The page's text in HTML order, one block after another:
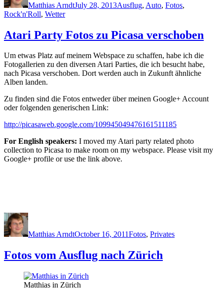
Matthias ArndtJuly 28, 2013Ausflug, Auto, Fotos,
Rock'n'Roll, Wetter
Atari Party Fotos zu Picasa verschoben
Um etwas Platz auf meinem Webspace zu schaffen, habe ich die
Fotogallerien zu den diversen Atari Parties, die ich besucht habe,
nach Picasa verschoben. Dort werden auch in Zukunft ähnliche
Alben landen.
Zu finden sind die Fotos entweder über meinen Google+ Account
oder folgenden generischen Link:
http://picasaweb.google.com/109945049476161511185
For English speakers: I moved my Atari party related photo
collection to Picasa to make room on my webspace. Please visit my
Google+ profile or use the link above.
Author
Matthias ArndtOctober 16, 2011Fotos, Privates
Fotos vom Ausflug nach Zürich
Matthias in Zürich